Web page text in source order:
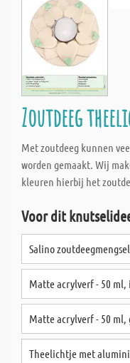
Zoutdeeg
Met zoutdeeg kunnen
worden gemaakt. Wij
kleuren hierbij het
Voor dit
Salino
Matte acrylverf - 50 ml,
Matte acrylverf - 50 ml,
Theelichtje met